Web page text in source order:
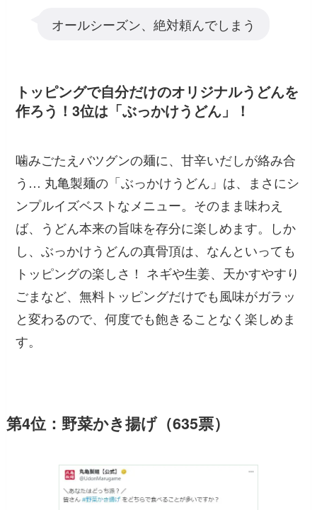
オールシーズン、絶対頼んでしまう
トッピングで自分だけのオリジナルうどんを
作ろう！3位は「ぶっかけうどん」！
噛みごたえバツグンの麺に、甘辛いだしが絡み合
う… 丸亀製麺の「ぶっかけうどん」は、まさにシ
ンプルイズベストなメニュー。そのまま味わえ
ば、うどん本来の旨味を存分に楽しめます。しか
し、ぶっかけうどんの真骨頂は、なんといっても
トッピングの楽しさ！ ネギや生姜、天かすやすり
ごまなど、無料トッピングだけでも風味がガラッ
と変わるので、何度でも飽きることなく楽しめま
す。
第4位：野菜かき揚げ（635票）